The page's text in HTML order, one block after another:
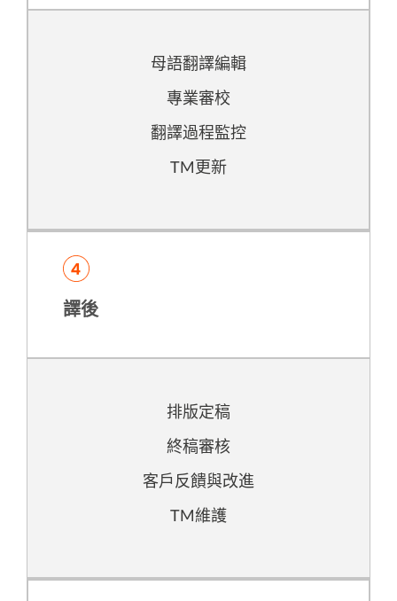
母語翻譯編輯
專業審校
翻譯過程監控
TM更新
譯後
排版定稿
終稿審核
客戶反饋與改進
TM維護